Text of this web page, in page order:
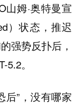
山姆·奥特曼宣
）状态，推迟
强势反扑后，
。
后”，没有哪家